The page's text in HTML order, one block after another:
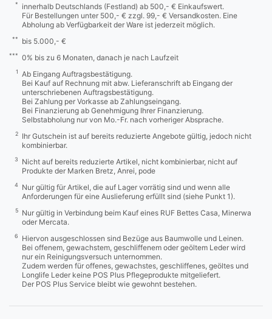
*
innerhalb Deutschlands (Festland) ab 500,- € Einkaufswert.
Für Bestellungen unter 500,- € zzgl. 99,- € Versandkosten. Eine
Abholung ab Verfügbarkeit der Ware ist jederzeit möglich.
** bis 5.000,- €
*** 0% bis zu 6 Monaten, danach je nach Laufzeit
1
Ab Eingang Auftragsbestätigung.
Bei Kauf auf Rechnung mit abw. Lieferanschrift ab Eingang der
unterschriebenen Auftragsbestätigung.
Bei Zahlung per Vorkasse ab Zahlungseingang.
Bei Finanzierung ab Genehmigung Ihrer Finanzierung.
Selbstabholung nur von Mo.-Fr. nach vorheriger Absprache.
2
Ihr Gutschein ist auf bereits reduzierte Angebote gültig, jedoch nicht
kombinierbar.
3
Nicht auf bereits reduzierte Artikel, nicht kombinierbar, nicht auf
Produkte der Marken Bretz, Anrei, pode
4
Nur gültig für Artikel, die auf Lager vorrätig sind und wenn alle
Anforderungen für eine Auslieferung erfüllt sind (siehe Punkt 1).
5
Nur gültig in Verbindung beim Kauf eines RUF Bettes Casa, Minerwa
oder Mercata.
6
Hiervon ausgeschlossen sind Bezüge aus Baumwolle und Leinen.
Bei offenem, gewachstem, geschliffenem oder geöltem Leder wird
nur ein Reinigungsversuch unternommen.
Zudem werden für offenes, gewachstes, geschliffenes, geöltes und
Longlife Leder keine POS Plus Pflegeprodukte mitgeliefert.
Der POS Plus Service bleibt wie gewohnt bestehen.